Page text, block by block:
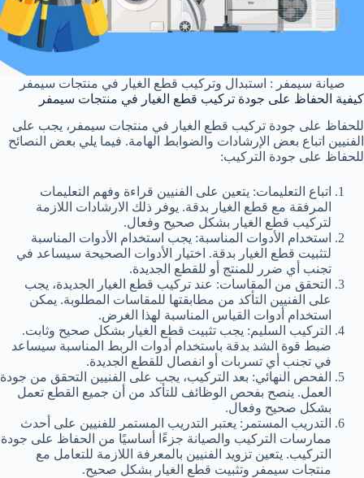
صيانة سيمفر : استبدال وتركيب قطع الغيار في منتجات سيمفر
كيفية الحفاظ على جودة تركيب قطع الغيار في منتجات سيمفر
للحفاظ على جودة تركيب قطع الغيار في منتجات سيمفر، يجب على
الفنيين اتباع بعض الإرشادات والضوابط الهامة. فيما يلي بعض النصائح
للحفاظ على جودة التركيب:
اتباع التعليمات: يتعين على الفنيين قراءة وفهم التعليمات
المرفقة مع قطع الغيار بدقة. يوفر ذلك الارشادات اللازمة
لتركيب قطع الغيار بشكل صحيح وفعال.
استخدام الأدوات المناسبة: يجب استخدام الأدوات المناسبة
لتثبيت قطع الغيار بدقة. اختيار الأدوات الصحيحة سيساعد في
تجنب أي ضرر للمنتج أو للقطع الجديدة.
التحقق من المقاسات: عند تركيب قطع الغيار الجديدة، يجب
على الفنيين التأكد من مطابقتها للمقاسات المطلوبة. يمكن
استخدام أدوات القياس المناسبة لهذا الغرض.
التركيب السليم: يجب تثبيت قطع الغيار بشكل صحيح وثابت.
ضبط قوة الشد بدقة باستخدام أدوات الربط المناسبة سيساعد
في تجنب أي تسربات أو انفصال للقطع الجديدة.
الفحص النهائي: بعد التركيب، يجب على الفنيين التحقق من جودة
العمل. ينصح بفحص الوظائف للتأكد من أن جميع القطع تعمل
بشكل صحيح وفعال.
التدريب المستمر: يعتبر التدريب المستمر للفنيين على أحدث
ممارسات التركيب والصيانة جزءًا أساسيًا من الحفاظ على جودة
التركيب. يتعين تزويد الفنيين بالمعرفة اللازمة للتعامل مع
منتجات سيمفر وتثبيت قطع الغيار بشكل صحيح.